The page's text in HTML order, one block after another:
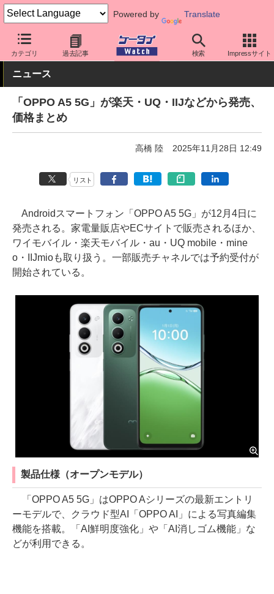
Powered by Translate
カテゴリ 過去記事 検索 Impressサイト
ケータイ Watch OS Android OPPO
ニュース
「OPPO A5 5G」が楽天・UQ・IIJなどから発売、
価格まとめ
高橋 陸 2025年11月28日 12:49
リスト
Androidスマートフォン「OPPO A5 5G」が12月4日に
発売される。家電量販店やECサイトで販売されるほか、
ワイモバイル・楽天モバイル・au・UQ mobile・mine
o・IIJmioも取り扱う。一部販売チャネルでは予約受付が
開始されている。
製品仕様（オープンモデル）
「OPPO A5 5G」はOPPO Aシリーズの最新エントリ
ーモデルで、クラウド型AI「OPPO AI」による写真編集
機能を搭載。「AI鮮明度強化」や「AI消しゴム機能」な
どが利用できる。